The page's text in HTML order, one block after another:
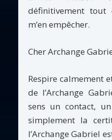
définitivement
m’en empêcher.
Cher Archange
Respire calmement
de l’Archange
sens un contact,
simplement la
l’Archange Gabriel